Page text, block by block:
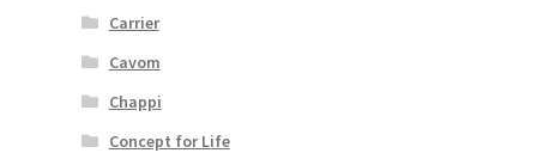
Carrier
Cavom
Chappi
Concept for Life